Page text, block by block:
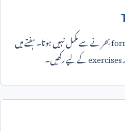
بھرنے سے مکمل نہیں ہوتا۔ ہفتے میں
exercisesکے لیے رکھیں۔